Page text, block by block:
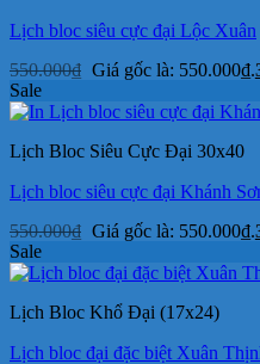
Lịch bloc siêu cực đại Lộc Xuân
550.000₫ Giá gốc là: 550.000₫.
Sale
Lịch Bloc Siêu Cực Đại 30x40
Lịch bloc siêu cực đại Khánh
550.000₫ Giá gốc là: 550.000₫.
Sale
Lịch Bloc Khổ Đại (17x24)
Lịch bloc đại đặc biệt Xuân